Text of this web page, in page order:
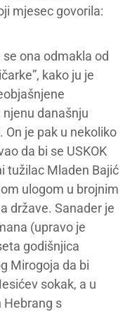
mjesec govorila:
ona odmakla od
kako ju je
njenu današnju
On je pak u nekoliko
da bi se USKOK
tužilac Mladen Bajić
ulogom u brojnim
države. Sanader je
(upravo je
godišnjica
Mirogoja da bi
sokak, a u
Hebrang s